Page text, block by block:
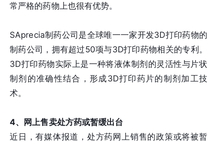
常严格的药物上也很有优势。
SAprecia制药公司是全球唯一一家开发3D打印药物的
制药公司，拥有超过50项与3D打印药物相关的专利。
3D打印药物实际上是一种将液体制剂的灵活性与片状
制剂的准确性结合，形成3D打印药片的制剂加工技
术。
4、网上售卖处方药或暂缓出台
近日，有媒体报道，处方药网上销售的政策或将被暂